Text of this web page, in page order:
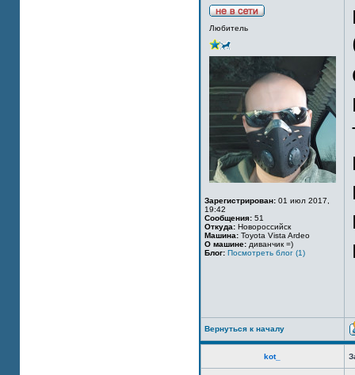
Любитель
Зарегистрирован: 01 июл 2017,
19:42
Сообщения: 51
Откуда: Новороссийск
Машина: Toyota Vista Ardeo
О машине: диванчик =)
Блог: Посмотреть блог (1)
Вернуться к началу
kot_